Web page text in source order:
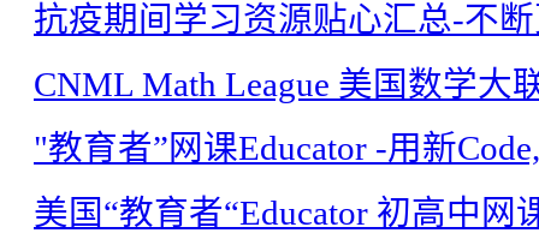
抗疫期间学习资源贴心汇总-不
CNML Math League 美国数学大
"教育者”网课Educator -用新
美国“教育者“Educator 初高中网